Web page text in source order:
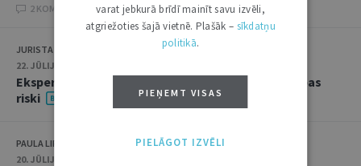
2 KOMENTĀRI
JURISTA VĀRDS
22. JŪLIJS 2026 • 14:00
Ekspertu saruna jūlijā: krimināltiesības un būvniecības
riski
PAULA LIPE
20. JŪLIJS 2026 • 16:05
varat jebkurā brīdī mainīt savu izvēli,
atgriežoties šajā vietnē. Plašāk – sīkdatņu
politikā.
PIEŅEMT VISAS
PIELĀGOT IZVĒLI